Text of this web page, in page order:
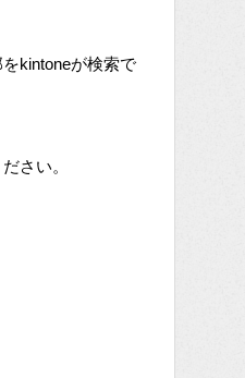
kintoneが検索で
さい。